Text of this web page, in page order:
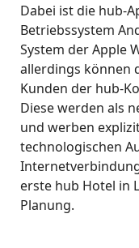
Dabei ist die hub-
Betriebssystem
System der Apple
allerdings können
Kunden der hub-
Diese werden als
und werben
technologischen
erste hub Hotel in
Planung.